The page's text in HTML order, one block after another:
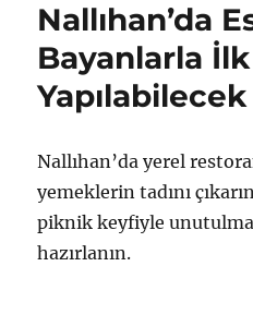
Nallıhan’da
Bayanlarla
Nallıhan’da yerel
yemeklerin tadını
piknik keyfiyle
hazırlanın.